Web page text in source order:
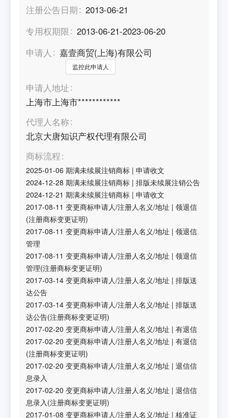
注册公告日期
2013-06-21
专用权期限
2013-06-21-2023-06-20
申请人
嘉壹商贸(上海)有限公司
监控此申请人
申请人地址
上海市上海市************
代理人名称
北京大唐知识产权代理有限公司
商标流程
2025-01-06 期满未续展注销商标 |申请收文
2024-12-28 期满未续展注销商标 |排版未续展注销公告
2024-12-21 期满未续展注销商标 |申请收文
2017-08-11 变更商标申请人/注册人名义/地址 |领退信
(注册商标变更证明)
2017-08-11 变更商标申请人/注册人名义/地址 |领退信
管理
2017-08-11 变更商标申请人/注册人名义/地址 |领退信
管理(注册商标变更证明)
2017-03-14 变更商标申请人/注册人名义/地址 |排版送
达公告
2017-03-14 变更商标申请人/注册人名义/地址 |排版送
达公告(注册商标变更证明)
2017-02-20 变更商标申请人/注册人名义/地址 |有退信
2017-02-20 变更商标申请人/注册人名义/地址 |有退信
(注册商标变更证明)
2017-02-20 变更商标申请人/注册人名义/地址 |退信信
息录入
2017-02-20 变更商标申请人/注册人名义/地址 |退信信
息录入(注册商标变更证明)
2017-01-08 变更商标申请人/注册人名义/地址 |核准证